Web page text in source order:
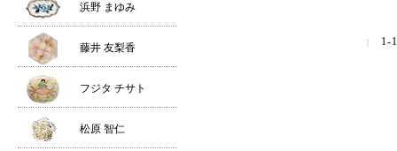
| 1-
浜野 まゆみ
藤井 友梨香
フジタ チサト
松原 智仁